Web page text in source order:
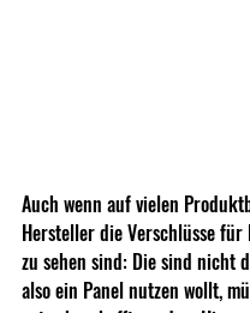
Auch wenn auf vielen
Hersteller die Verschlüsse für
zu sehen sind: Die sind nicht
also ein Panel nutzen wollt,